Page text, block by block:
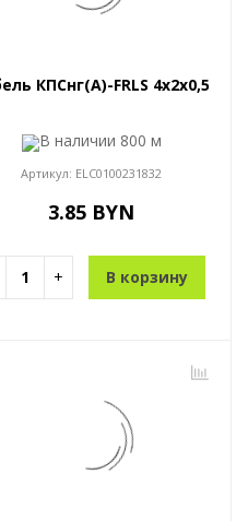
КПСнг(A)-FRLS 4x2x0,5
В наличии 800 м
Артикул: ELC0100231832
3.85 BYN
+ В корзину